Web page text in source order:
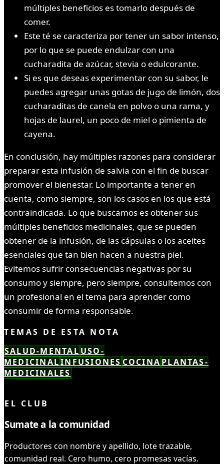
múltiples beneficios es tomarlo después de
comer.
Este té se caracteriza por tener un sabor intenso,
por lo que se puede endulzar con una
cucharadita de azúcar, stevia o edulcorante.
Si es que deseas experimentar con su sabor, le
puedes agregar unas gotas de jugo de limón, dos
cucharaditas de canela en polvo o una rama, y
hojas de laurel, un poco de miel o pimienta de
cayena.
En conclusión, hay múltiples razones para considerar
preparar esta infusión de salvia con el fin de buscar
promover el bienestar. Lo importante a tener en
cuenta, como siempre, son los casos en los que está
contraindicada. Lo que buscamos es obtener sus
múltiples beneficios medicinales, que se pueden
obtener de la infusión, de las cápsulas o los aceites
esenciales que tan bien hacen a nuestra piel.
Evitemos sufrir consecuencias negativas por su
consumo y siempre, pero siempre, consultemos con
un profesional en el tema para aprender como
consumir de forma responsable.
TEMAS DE ESTA NOTA
SALUD-MENTAL USO-
MEDICINALINFUSIONES COCINA PLANTAS-
MEDICINALES
EL CLUB
Sumate a la comunidad
Productores con nombre y apellido, lote trazable,
comunidad real. Cero humo, cero promesas vacías.